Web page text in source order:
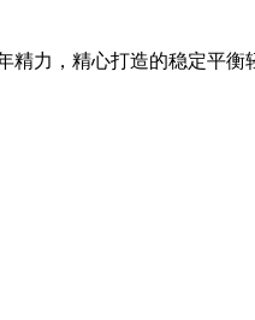
精力，精心打造的稳定平衡